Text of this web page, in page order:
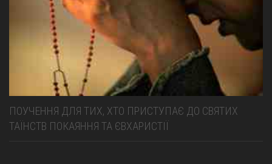
ПОУЧЕННЯ ДЛЯ ТИХ, ХТО ПРИСТУПАЄ ДО СВЯТИХ
ТАЇНСТВ ПОКАЯННЯ ТА ЄВХАРИСТІЇ